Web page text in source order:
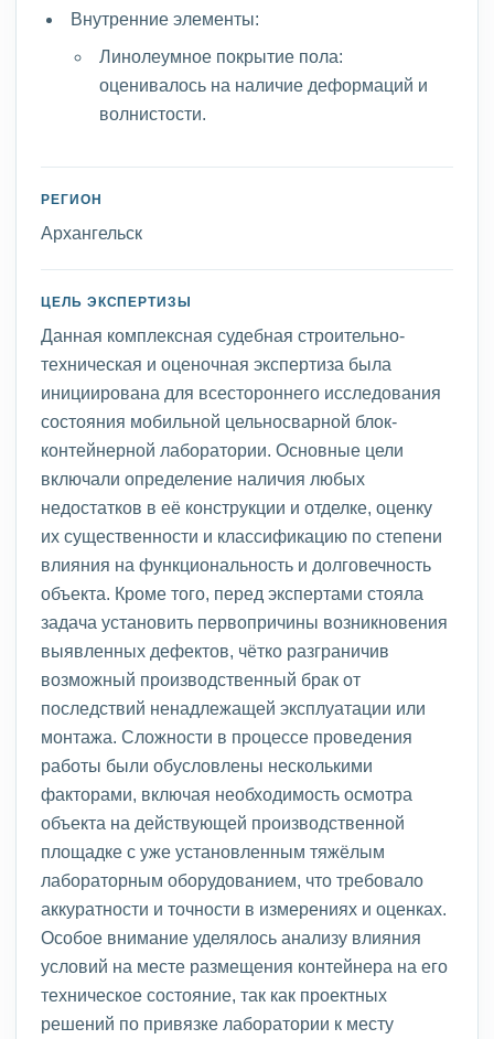
Внутренние элементы:
Линолеумное покрытие пола:
оценивалось на наличие деформаций и
волнистости.
РЕГИОН
Архангельск
ЦЕЛЬ ЭКСПЕРТИЗЫ
Данная комплексная судебная строительно-
техническая и оценочная экспертиза была
инициирована для всестороннего исследования
состояния мобильной цельносварной блок-
контейнерной лаборатории. Основные цели
включали определение наличия любых
недостатков в её конструкции и отделке, оценку
их существенности и классификацию по степени
влияния на функциональность и долговечность
объекта. Кроме того, перед экспертами стояла
задача установить первопричины возникновения
выявленных дефектов, чётко разграничив
возможный производственный брак от
последствий ненадлежащей эксплуатации или
монтажа. Сложности в процессе проведения
работы были обусловлены несколькими
факторами, включая необходимость осмотра
объекта на действующей производственной
площадке с уже установленным тяжёлым
лабораторным оборудованием, что требовало
аккуратности и точности в измерениях и оценках.
Особое внимание уделялось анализу влияния
условий на месте размещения контейнера на его
техническое состояние, так как проектных
решений по привязке лаборатории к месту